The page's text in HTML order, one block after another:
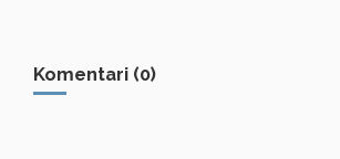
Komentari (0)